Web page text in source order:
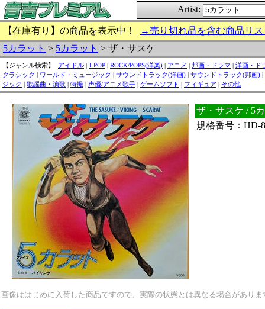
Artist:
【在庫有り】の商品を表示中！
→売り切れ品を含む商品リ
5カラット > 5カラット > ザ・サスケ
【ジャンル検索】 アイドル | J-POP | ROCK/POPS(洋楽) | アニメ | 邦画・ドラマ | 洋画・ド
クラシック | ワールド・ミュージック | サウンドトラック(洋画) | サウンドトラック(邦画) |
ジック | 歌謡曲・演歌 | 特撮 | 声優/アニメ歌手 | ゲームソフト | フィギュア | その他
ザ・サスケ / 5
規格番号：HD-
画像ははじめに入荷した商品ですので、実際の状態とは異なる場合があり